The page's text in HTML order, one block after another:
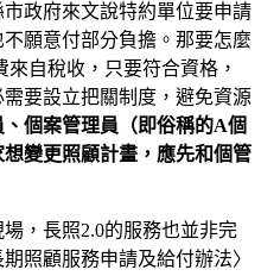
市政府來文說特約單位要申請
願意付部分負擔。那要怎麼
自稅收，只要符合資格，
要設立把關制度，避免資源
個案管理員（即俗稱的A個
變更照顧計畫，應先和個管
，長照2.0的服務也並非完
照顧服務申請及給付辦法〉